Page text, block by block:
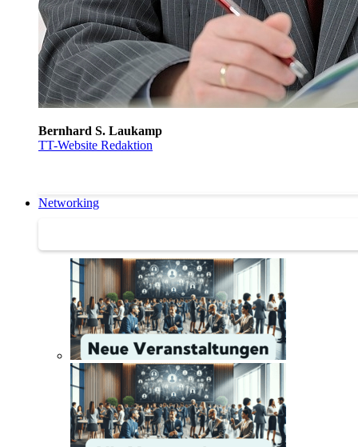
Bernhard S. Laukamp
TT-Website Redaktion
Networking